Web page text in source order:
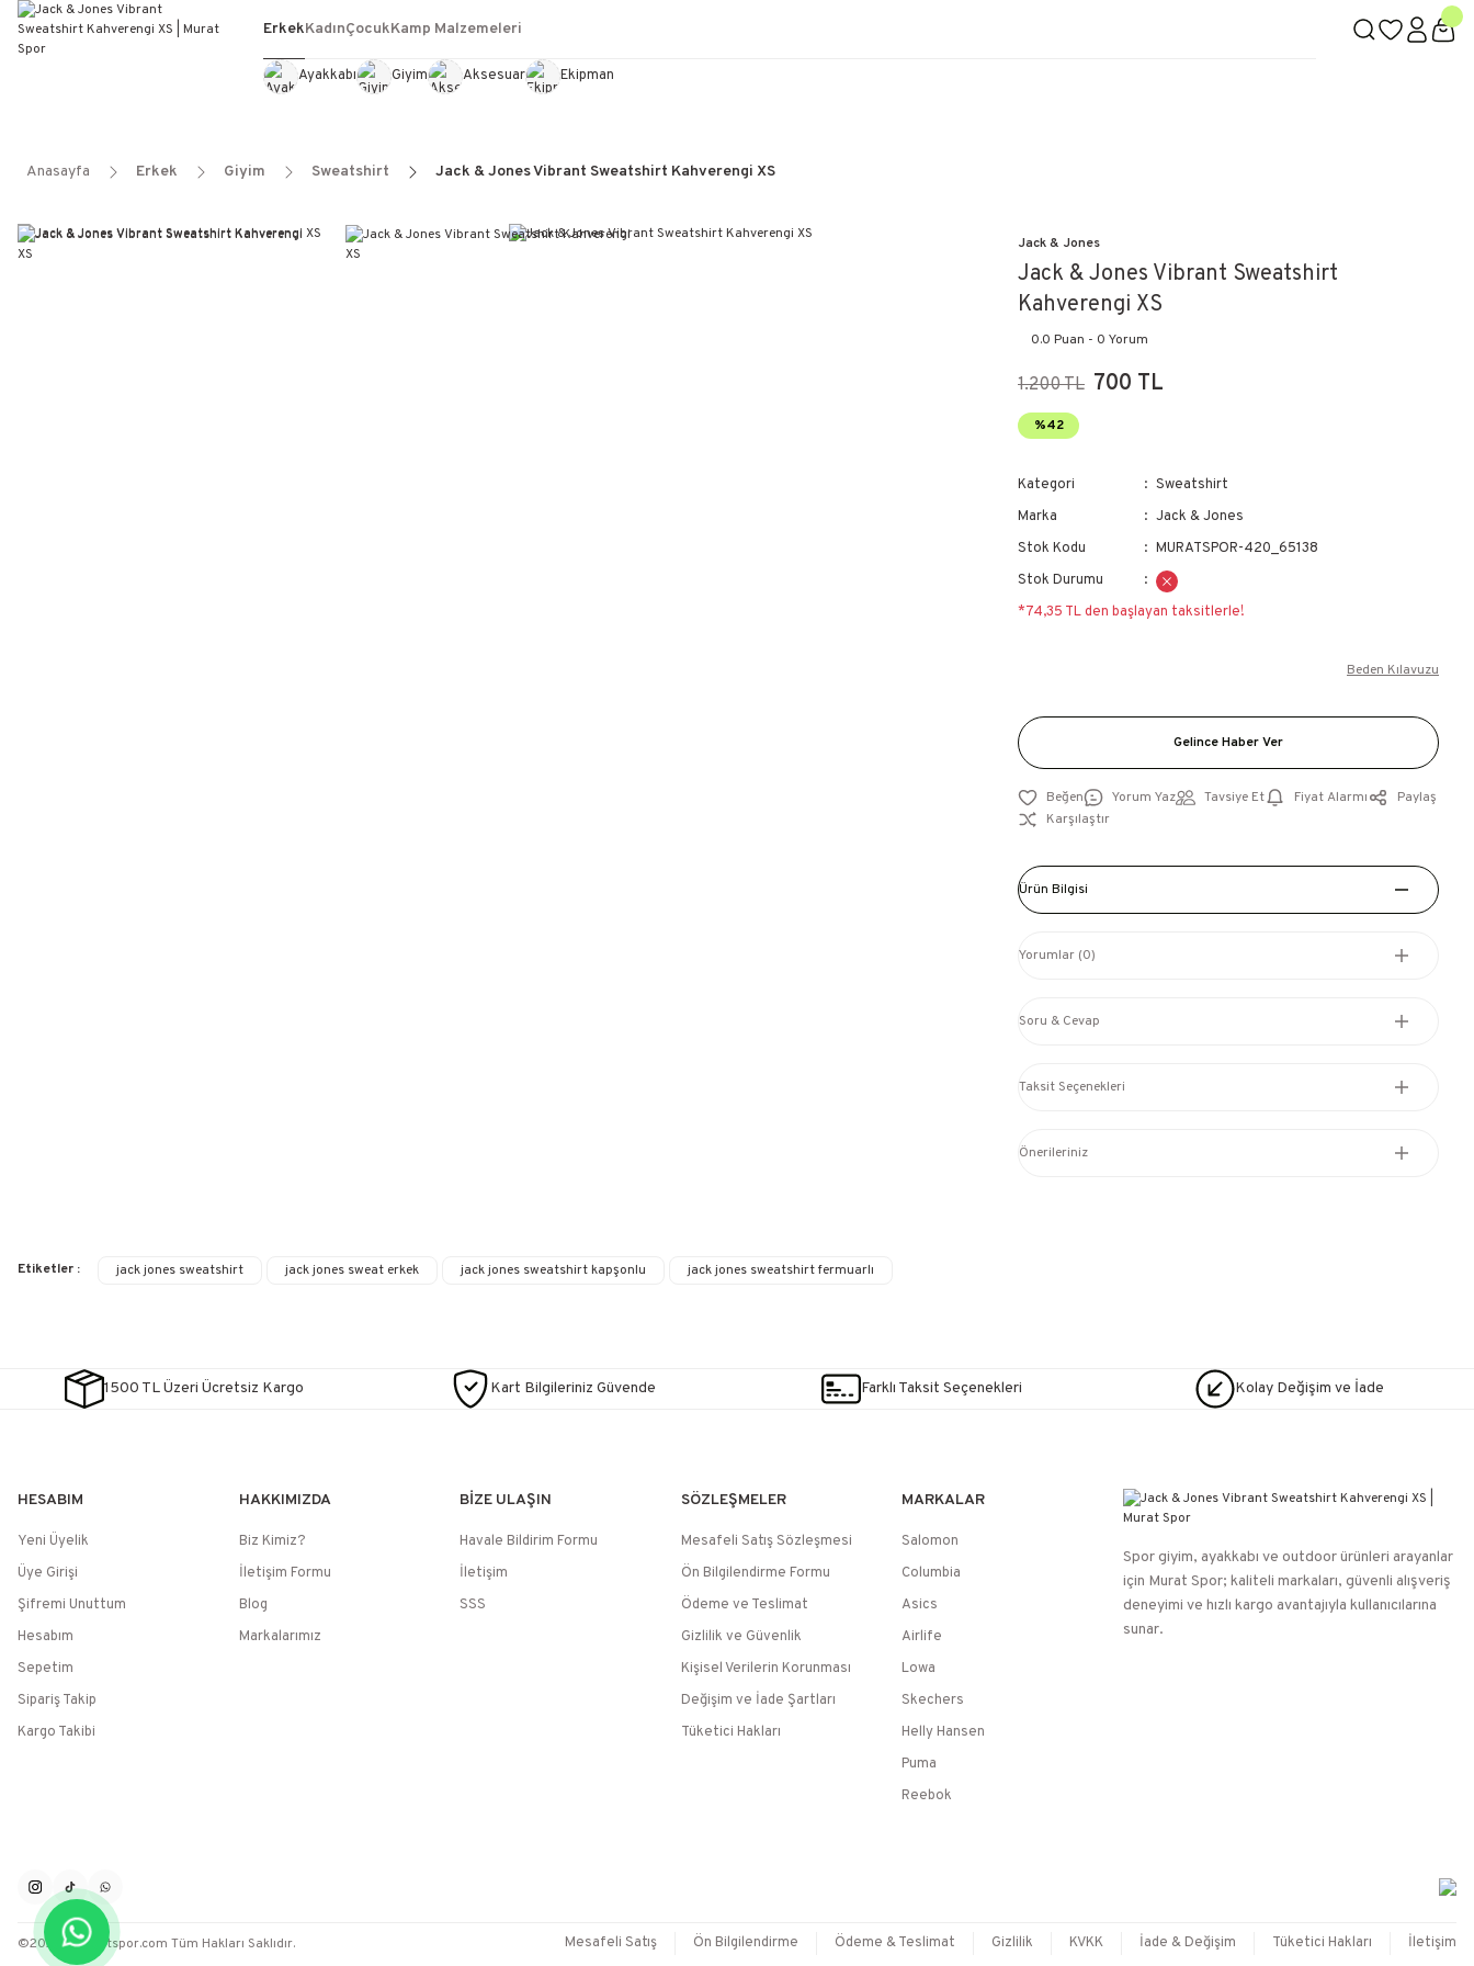
Erkek
Ayakkabı Giyim Aksesuar Ekipman
KadınÇocukKamp Malzemeleri
Anasayfa Erkek Giyim Sweatshirt Jack & Jones Vibrant Sweatshirt Kahverengi XS
Jack & Jones
Jack & Jones Vibrant Sweatshirt
Kahverengi XS
0.0 Puan - 0 Yorum
1.200 TL 700 TL
%42
Kategori
Sweatshirt
Marka
Jack & Jones
Stok Kodu
MURATSPOR-420_65138
Stok Durumu
*74,35 TL den başlayan taksitlerle!
Beden Kılavuzu
Gelince Haber Ver
Yorum Yaz Tavsiye Et Fiyat Alarmı
Paylaş
Karşılaştır
Ürün Bilgisi
Yorumlar (0)
Soru & Cevap
Taksit Seçenekleri
Önerileriniz
Etiketler : jack jones sweatshirt jack jones sweat erkek jack jones sweatshirt kapşonlu jack jones sweatshirt fermuarlı
1500 TL Üzeri Ücretsiz Kargo Kart Bilgileriniz Güvende Farklı Taksit Seçenekleri Kolay Değişim ve İade
HESABIM
Yeni Üyelik
Üye Girişi
Şifremi Unuttum
Hesabım
Sepetim
Sipariş Takip
Kargo Takibi
HAKKIMIZDA
Biz Kimiz?
İletişim Formu
Blog
Markalarımız
BİZE ULAŞIN
Havale Bildirim Formu
İletişim
SSS
SÖZLEŞMELER
Mesafeli Satış Sözleşmesi
Ön Bilgilendirme Formu
Ödeme ve Teslimat
Gizlilik ve Güvenlik
Kişisel Verilerin Korunması
Değişim ve İade Şartları
Tüketici Hakları
MARKALAR
Salomon
Columbia
Asics
Airlife
Lowa
Skechers
Helly Hansen
Puma
Reebok
Spor giyim, ayakkabı ve outdoor ürünleri arayanlar
için Murat Spor; kaliteli markaları, güvenli alışveriş
deneyimi ve hızlı kargo avantajıyla kullanıcılarına
sunar.
©2026 / Muratspor.com Tüm Hakları Saklıdır. Mesafeli Satış Ön Bilgilendirme Ödeme & Teslimat Gizlilik KVKK İade & Değişim Tüketici Hakları İletişim